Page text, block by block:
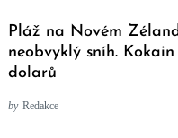
Pláž na Novém
neobvyklý sníh.
dolarů
by Redakce